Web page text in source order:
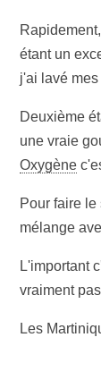
étant un
j'ai lavé
Deuxième
une vraie
Oxygène
Pour faire
mélange
L'important
vraiment
Les